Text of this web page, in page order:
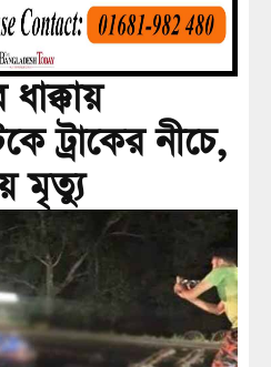
ট্রাকের নীচে,
মৃত্যু